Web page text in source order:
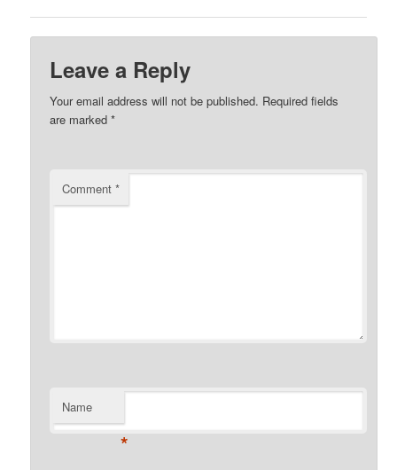
Leave a Reply
Your email address will not be published. Required fields
are marked*
Comment*
Name
*